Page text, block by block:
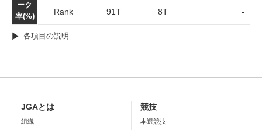
ーク
率(%)
Rank 91T 8T -
各項目の説明
JGAとは
組織
競技
本選競技